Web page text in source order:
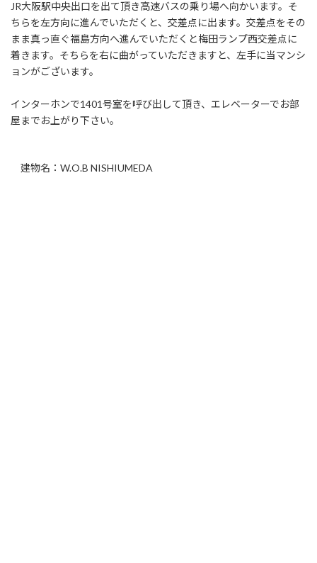
JR大阪駅中央出口を出て頂き高速バスの乗り場へ向かいます。そ
ちらを左方向に進んでいただくと、交差点に出ます。交差点をその
まま真っ直ぐ福島方向へ進んでいただくと梅田ランプ西交差点に
着きます。そちらを右に曲がっていただきますと、左手に当マンシ
ョンがございます。
インターホンで1401号室を呼び出して頂き、エレベーターでお部
屋までお上がり下さい。
建物名：W.O.B NISHIUMEDA